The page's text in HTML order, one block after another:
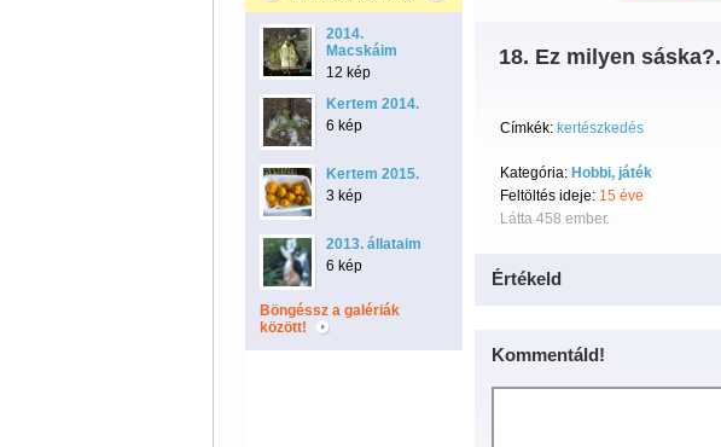
2014.
Macskáim
12 kép
Kertem 2014.
6 kép
Kertem 2015.
3 kép
2013. állataim
6 kép
Böngéssz a galériák
között!
18. Ez milyen sáska?.
Címkék: kertészkedés
Kategória: Hobbi, játék
Feltöltés ideje: 15 éve
Látta 458 ember.
Értékeld
Kommentáld!